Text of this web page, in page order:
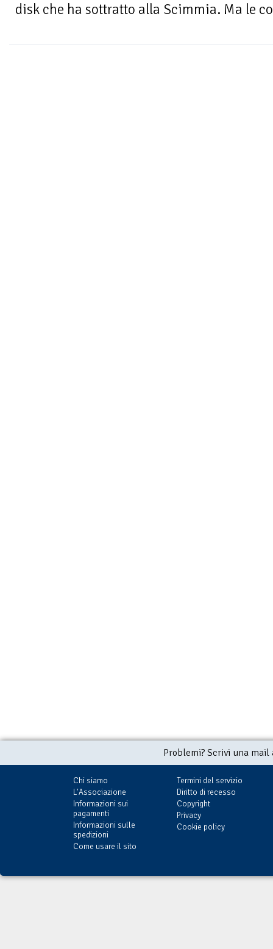
disk che ha sottratto alla Scimmia. Ma le
Problemi? Scrivi una
Chi siamo
L'Associazione
Informazioni sui
pagamenti
Informazioni sulle
spedizioni
Come usare il sito
Termini del servizio
Diritto di recesso
Copyright
Privacy
Cookie policy